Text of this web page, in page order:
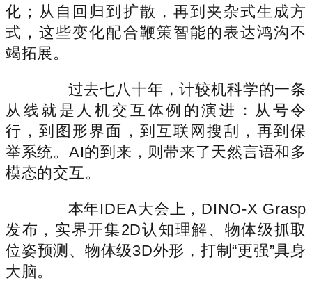
化；从自回归到扩散，再到夹杂式生成方
式，这些变化配合鞭策智能的表达鸿沟不
竭拓展。
过去七八十年，计较机科学的一条
从线就是人机交互体例的演进：从号令
行，到图形界面，到互联网搜刮，再到保
举系统。AI的到来，则带来了天然言语和多
模态的交互。
本年IDEA大会上，DINO-X Grasp
发布，实界开集2D认知理解、物体级抓取
位姿预测、物体级3D外形，打制“更强”具身
大脑。